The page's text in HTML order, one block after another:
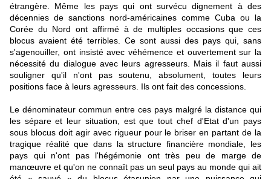
étrangère. Même les pays qui ont survécu dignement à des
décennies de sanctions nord-américaines comme Cuba ou la
Corée du Nord ont affirmé à de multiples occasions que ces
blocus avaient été terribles. Ce sont aussi des pays qui, sans
s'agenouiller, ont insisté avec véhémence et ouvertement sur la
nécessité du dialogue avec leurs agresseurs. Mais il faut aussi
souligner qu'il n'ont pas soutenu, absolument, toutes leurs
positions face à leurs agresseurs. Ils ont fait des concessions.
Le dénominateur commun entre ces pays malgré la distance qui
les sépare et leur situation, est que tout chef d'Etat d'un pays
sous blocus doit agir avec rigueur pour le briser en partant de la
tragique réalité que dans la structure financière mondiale, les
pays qui n'ont pas l'hégémonie ont très peu de marge de
manœuvre et qu'on ne connaît pas un seul pays au monde qui ait